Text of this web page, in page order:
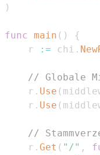
)
func main ( )
{
	r
:= chi .
// Globale
	r
. Use (
	r
. Use (
//
	r
. Get ( "/" ,